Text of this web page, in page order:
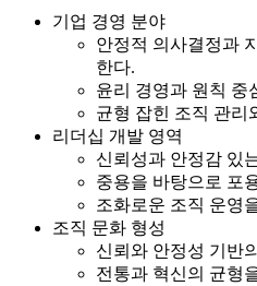
기업 경영 분야
안정적 의사결정과
한다.
윤리 경영과 원칙 중
균형 잡힌 조직 관리
리더십 개발 영역
신뢰성과 안정감 있
중용을 바탕으로 포
조화로운 조직 운영
조직 문화 형성
신뢰와 안정성 기반
전통과 혁신의 균형